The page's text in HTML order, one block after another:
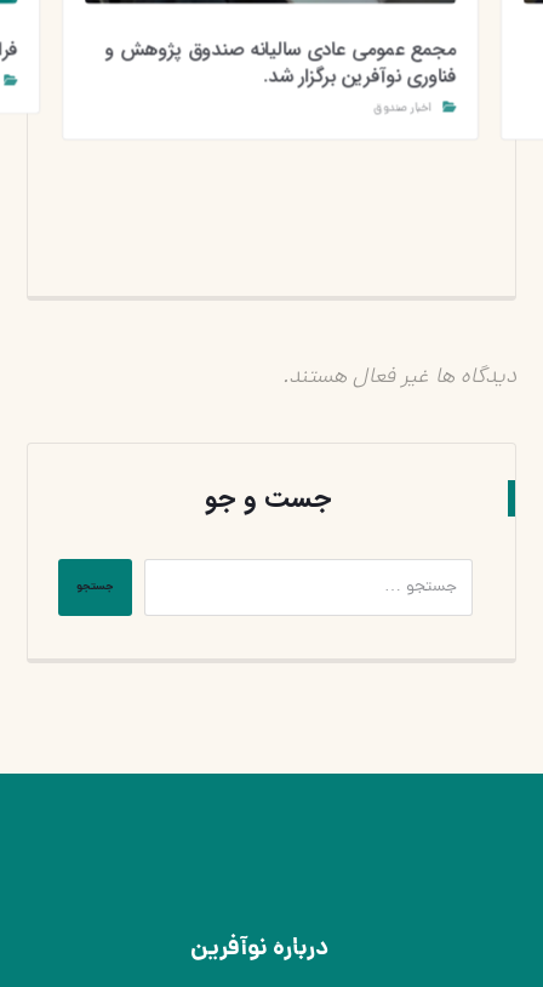
مجمع عمومی عادی سالیانه صندوق پژوهش و
فناوری نوآفرین برگزار شد.
اخبار صندوق
دیدگاه ها غیر فعال هستند.
جست و جو
جستجو
درباره نوآفرین